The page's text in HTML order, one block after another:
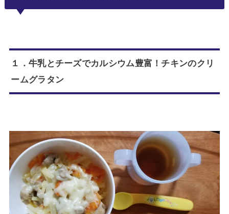
１．牛乳とチーズでカルシウム豊富！チキンのクリ
ームグラタン